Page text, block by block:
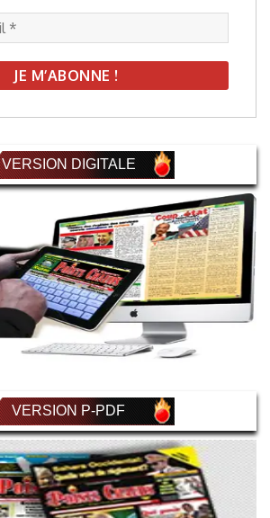
VERSION DIGITALE
VERSION P-PDF